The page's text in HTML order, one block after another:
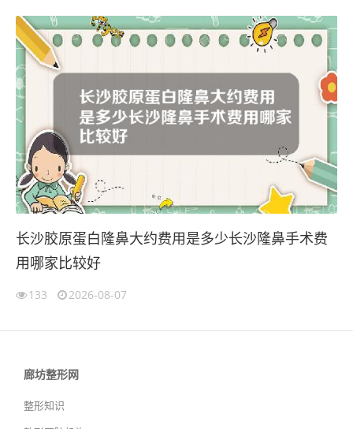
长沙胶原蛋白隆鼻大约费用是多少长沙隆鼻手术费
用哪家比较好
133 2026-08-07
廊坊整形网
整形知识